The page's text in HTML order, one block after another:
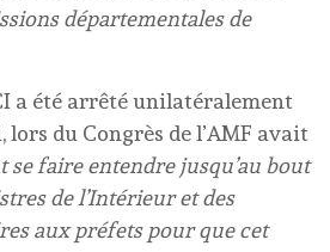
départementales de
a été arrêté unilatéralement
du Congrès de l’AMF avait
se faire entendre jusqu’au bout
de l’Intérieur et des
aux préfets pour que cet